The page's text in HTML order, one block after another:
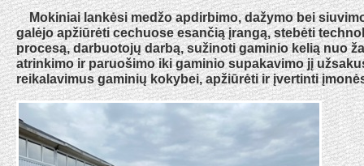
Mokiniai lankėsi medžo apdirbimo, dažymo bei
galėjo apžiūrėti cechuose esančią įrangą, stebėti
procesą, darbuotojų darbą, sužinoti gaminio kelią nuo
atrinkimo ir paruošimo iki gaminio supakavimo jį
reikalavimus gaminių kokybei, apžiūrėti ir įvertinti